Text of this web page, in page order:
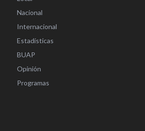
Nacional
Internacional
Estadísticas
BUAP
Opinión
Programas